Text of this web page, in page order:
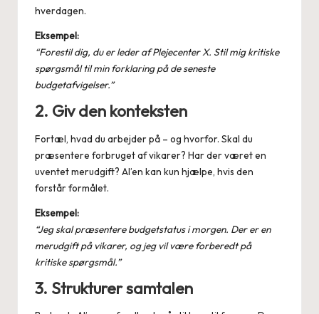
hverdagen.
Eksempel:
“Forestil dig, du er leder af Plejecenter X. Stil mig kritiske
spørgsmål til min forklaring på de seneste
budgetafvigelser.”
2. Giv den konteksten
Fortæl, hvad du arbejder på – og hvorfor. Skal du
præsentere forbruget af vikarer? Har der været en
uventet merudgift? AI’en kan kun hjælpe, hvis den
forstår formålet.
Eksempel:
“Jeg skal præsentere budgetstatus i morgen. Der er en
merudgift på vikarer, og jeg vil være forberedt på
kritiske spørgsmål.”
3. Strukturer samtalen